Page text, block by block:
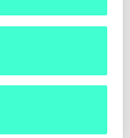
des
RegTech-
haben